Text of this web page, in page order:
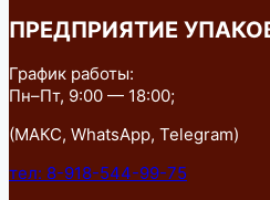
ПРЕДПРИЯТИЕ
График работы:
Пн–Пт, 9:00 — 18:00;
(МАКС, WhatsApp, Telegram)
тел: 8-918-544-99-75